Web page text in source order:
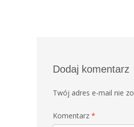
Dodaj komentarz
Twój adres e-mail nie
Komentarz *